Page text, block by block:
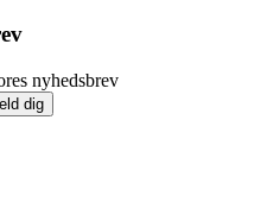
nyhedsbrev
dig